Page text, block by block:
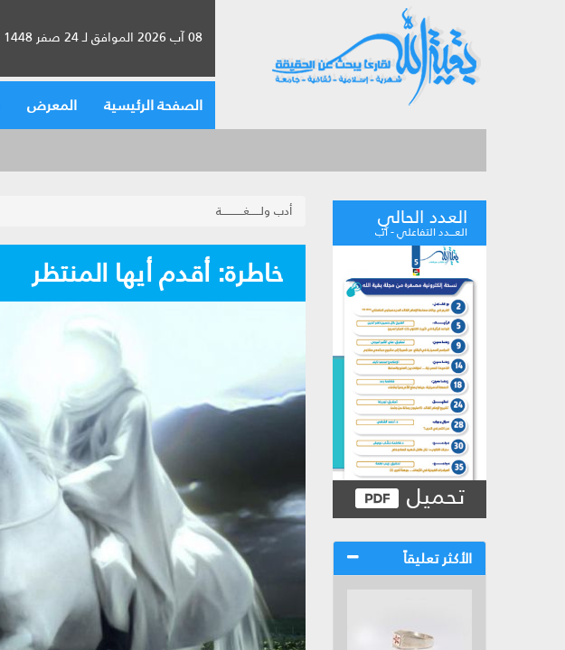
08 آب 2026 الموافق لـ 24 صفر 1448
الصفحة الرئيسية المعرض
العدد الحالي
العـــدد التفاعلي - آب
تحميل
الأكثر تعليقاً
أدب ولــــــغــــــــــــة
خاطرة: أقدم أيها المنتظر